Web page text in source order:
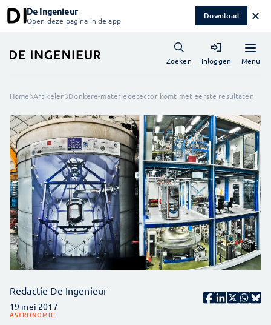
De Ingenieur
Open deze pagina in de app Download ✕
Menu
Zoeken Inloggen
Home Artikelen Donkere-materiedetector komt met eerste resultaten
Redactie De Ingenieur
19 mei 2017
ASTRONOMIE